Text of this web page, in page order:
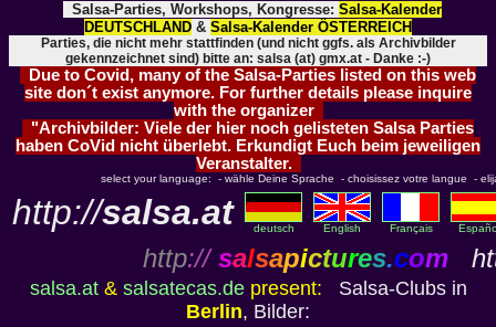
Salsa-Parties, Workshops, Kongresse: Salsa-Kalender
DEUTSCHLAND & Salsa-Kalender ÖSTERREICH
Parties, die nicht mehr stattfinden (und nicht ggfs. als Archivbilder
gekennzeichnet sind) bitte an: salsa (at) gmx.at - Danke :-)
Due to Covid, many of the Salsa-Parties listed on this web
site don´t exist anymore. For further details please inquire
with the organizer
"Archivbilder: Viele der hier noch gelisteten Salsa Parties
haben CoVid nicht überlebt. Erkundigt Euch beim jeweiligen
Veranstalter.
select your language: - wähle Deine Sprache - choisissez votre langue -
http://salsa.at deutsch English Français
http:// salsapictures.com
salsa.at& salsatecas.depresent: Salsa-Clubs in
Berlin, Bilder: